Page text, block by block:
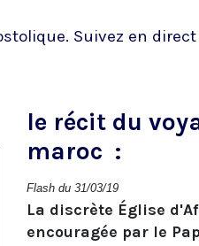
Suivez en
le récit du
maroc :
Flash du 31/03/19
La discrète Église
encouragée par le